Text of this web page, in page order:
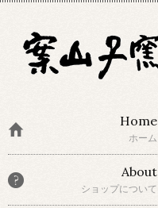
Home
ホーム
About
ショップについて